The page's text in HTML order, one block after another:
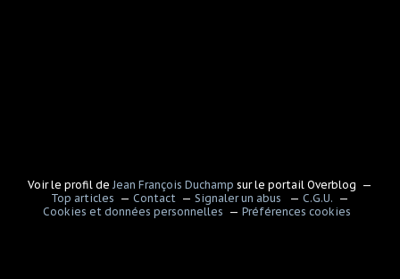
Voir le profil de Jean François Duchamp sur le portail Overblog
Top articles
Contact Signaler un abus
C.G.U.
Cookies et données personnelles
Préférences cookies